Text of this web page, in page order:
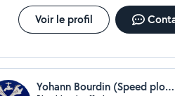
Voir le profil
Yohann Bourdin (Speed plomberie)